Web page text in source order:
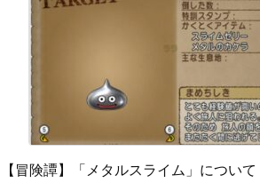
【冒険譚】「メタルスライム」について